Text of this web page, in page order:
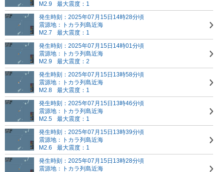
M2.9
最大震度：1
発生時刻：2025年07月15日14時28分頃
震源地：トカラ列島近海
M2.7
最大震度：1
発生時刻：2025年07月15日14時01分頃
震源地：トカラ列島近海
M2.9
最大震度：2
発生時刻：2025年07月15日13時58分頃
震源地：トカラ列島近海
M2.8
最大震度：1
発生時刻：2025年07月15日13時46分頃
震源地：トカラ列島近海
M2.5
最大震度：1
発生時刻：2025年07月15日13時39分頃
震源地：トカラ列島近海
M2.6
最大震度：1
発生時刻：2025年07月15日13時28分頃
震源地：トカラ列島近海